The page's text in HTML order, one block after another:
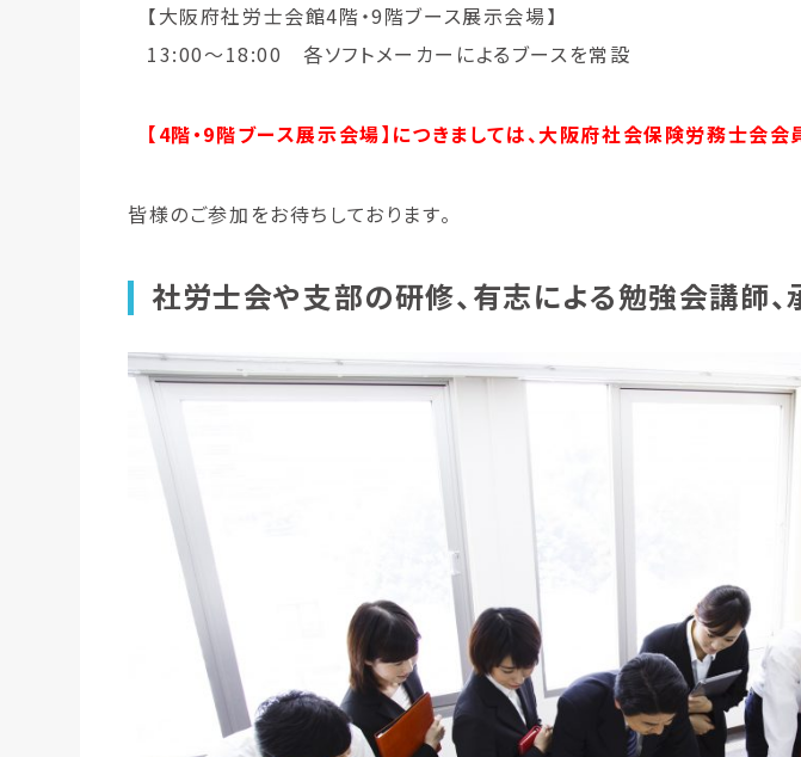
【大阪府社労士会館4階・9階ブース展示会場】
13:00～18:00 各ソフトメーカーによるブースを常設
【4階・9階ブース展示会場】につきましては、大阪府社会保険労務士会
皆様のご参加をお待ちしております。
社労士会や支部の研修、有志による勉強会講師、